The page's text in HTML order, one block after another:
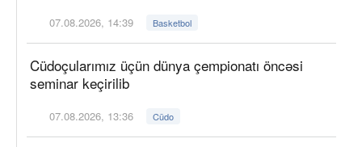
07.08.2026, 14:39 Basketbol
Cüdoçularımız üçün dünya çempionatı öncəsi
seminar keçirilib
07.08.2026, 13:36 Cüdo